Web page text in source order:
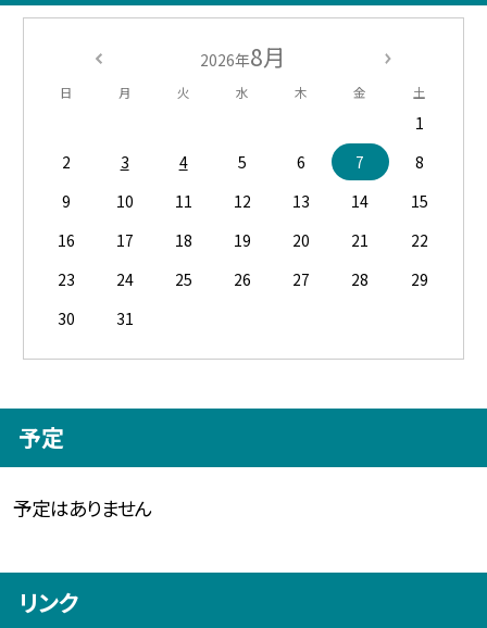
2026年8月
日 月 火 水 木 金 土
1
2
3 4 5 6 7
8
9
10 11 12 13 14
15
16
17 18 19 20 21
22
23
24 25 26 27 28
29
30
31
予定
予定はありません
リンク